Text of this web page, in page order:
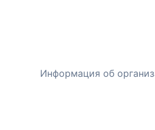
Информация об